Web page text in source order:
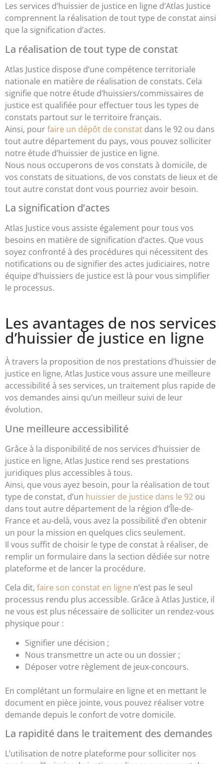
Les services d’huissier de justice en ligne d’Atlas Justice
comprennent la réalisation de tout type de constat ainsi
que la signification d’actes.
La réalisation de tout type de constat
Atlas Justice dispose d’une compétence territoriale
nationale en matière de réalisation de constats. Cela
signifie que notre étude d’huissiers/commissaires de
justice est qualifiée pour effectuer tous les types de
constats partout sur le territoire français.
Ainsi, pourfaire un dépôt de constat dans le 92 ou dans
tout autre département du pays, vous pouvez solliciter
notre étude d’huissier de justice en ligne.
Nous nous occuperons de vos constats à domicile, de
vos constats de situations, de vos constats de lieux et de
tout autre constat dont vous pourriez avoir besoin.
La signification d’actes
Atlas Justice vous assiste également pour tous vos
besoins en matière de signification d’actes. Que vous
soyez confronté à des procédures qui nécessitent des
notifications ou de signifier des actes judiciaires, notre
équipe d’huissiers de justice est là pour vous simplifier
le processus.
Les avantages de nos services
d’huissier de justice en ligne
À travers la proposition de nos prestations d’huissier de
justice en ligne, Atlas Justice vous assure une meilleure
accessibilité à ses services, un traitement plus rapide de
vos demandes ainsi qu’un meilleur suivi de leur
évolution.
Une meilleure accessibilité
Grâce à la disponibilité de nos services d’huissier de
justice en ligne, Atlas Justice rend ses prestations
juridiques plus accessibles à tous.
Ainsi, que vous ayez besoin, pour la réalisation de tout
type de constat, d’un huissier de justice dans le 92 ou
dans tout autre département de la région d’Île-de-
France et au-delà, vous avez la possibilité d’en obtenir
un pour la mission en quelques clics seulement.
Il vous suffit de choisir le type de constat à réaliser, de
remplir un formulaire dans la section dédiée sur notre
plateforme et de lancer la procédure.
Cela dit, faire son constat en ligne n’est pas le seul
processus rendu plus accessible. Grâce à Atlas Justice, il
ne vous est plus nécessaire de solliciter un rendez-vous
physique pour :
Signifier une décision ;
Nous transmettre un acte ou un dossier ;
Déposer votre règlement de jeux-concours.
En complétant un formulaire en ligne et en mettant le
document en pièce jointe, vous pouvez réaliser votre
demande depuis le confort de votre domicile.
La rapidité dans le traitement des demandes
L’utilisation de notre plateforme pour solliciter nos